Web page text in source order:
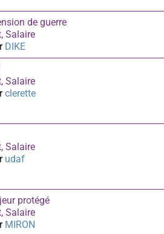
de guerre
Salaire
DIKE
Salaire
clerette
Salaire
udaf
protégé
Salaire
MIRON